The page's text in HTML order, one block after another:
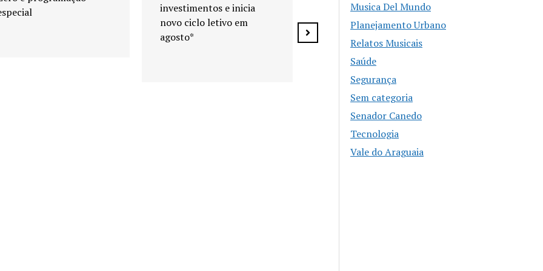
investimentos e inicia
novo ciclo letivo em
agosto*
ÁUDIO E VÍDEO Da Ideia
à Edição: Aprenda a
Produzir Vídeos na
Prática! Ministrante:
Musica Del Mundo
Planejamento Urbano
Relatos Musicais
Saúde
Segurança
Sem categoria
Senador Canedo
Tecnologia
Vale do Araguaia